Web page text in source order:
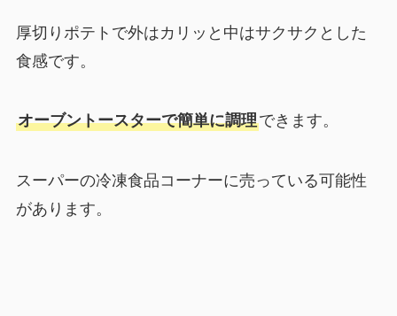
厚切りポテトで外はカリッと中はサクサクとした
食感です。
オーブントースターで簡単に調理できます。
スーパーの冷凍食品コーナーに売っている可能性
があります。